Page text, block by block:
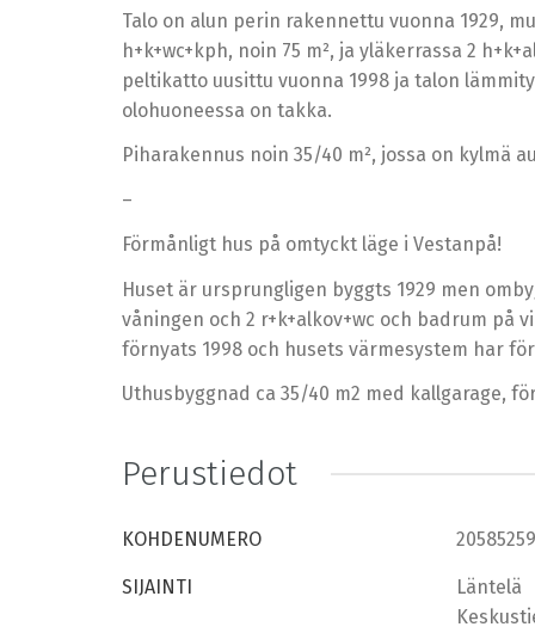
Talo on alun perin rakennettu vuonna 1929,
h+k+wc+kph, noin 75 m², ja yläkerrassa 2
peltikatto uusittu vuonna 1998 ja talon
olohuoneessa on takka.
Piharakennus noin 35/40 m², jossa on kylmä
–
Förmånligt hus på omtyckt läge i Vestanpå!
Huset är ursprungligen byggts 1929 men
våningen och 2 r+k+alkov+wc och badrum på
förnyats 1998 och husets värmesystem har
Uthusbyggnad ca 35/40 m2 med kallgarage,
Perustiedot
KOHDENUMERO 20585259
SIJAINTI
Läntelä